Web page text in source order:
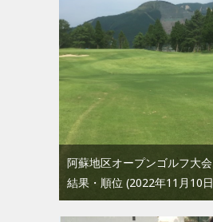
阿蘇地区オープンゴルフ大
結果・順位 2022年11月10日